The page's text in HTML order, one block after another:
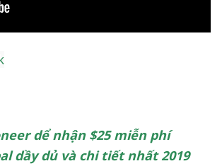
dể nhận $25 miễn phí
dầy dủ và chi tiết nhất 2019